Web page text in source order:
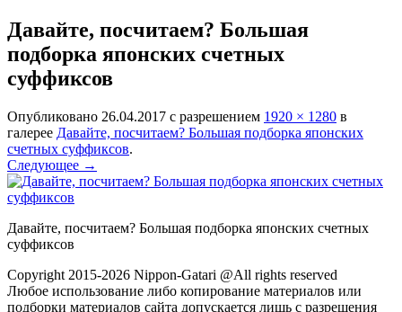
Давайте, посчитаем? Большая
подборка японских счетных
суффиксов
Опубликовано 26.04.2017 с разрешением 1920 × 1280 в
галерее Давайте, посчитаем? Большая подборка японских
счетных суффиксов.
Следующее →
Давайте, посчитаем? Большая подборка японских счетных
суффиксов
Copyright 2015-2026 Nippon-Gatari @All rights reserved
Любое использование либо копирование материалов или
подборки материалов сайта допускается лишь с разрешения